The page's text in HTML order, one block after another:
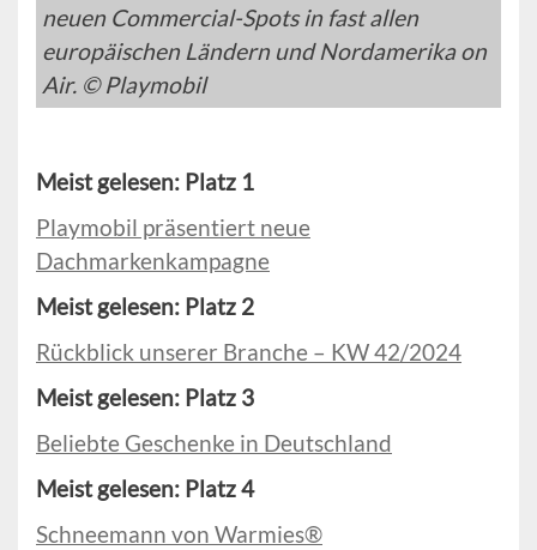
neuen Commercial-Spots in fast allen
europäischen Ländern und Nordamerika on
Air. © Playmobil
Meist gelesen: Platz 1
Playmobil präsentiert neue
Dachmarkenkampagne
Meist gelesen: Platz 2
Rückblick unserer Branche – KW 42/2024
Meist gelesen: Platz 3
Beliebte Geschenke in Deutschland
Meist gelesen: Platz 4
Schneemann von Warmies®